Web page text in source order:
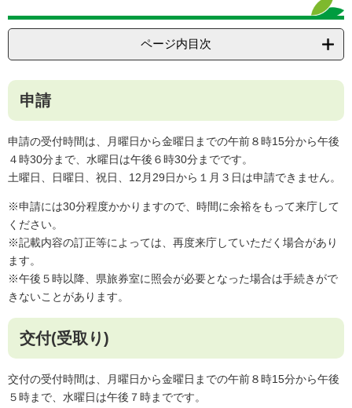
ページ内目次
申請
申請の受付時間は、月曜日から金曜日までの午前８時15分から午後
４時30分まで、水曜日は午後６時30分までです。
土曜日、日曜日、祝日、12月29日から１月３日は申請できません。
※申請には30分程度かかりますので、時間に余裕をもって来庁して
ください。
※記載内容の訂正等によっては、再度来庁していただく場合があり
ます。
※午後５時以降、県旅券室に照会が必要となった場合は手続きがで
きないことがあります。
交付(受取り)
交付の受付時間は、月曜日から金曜日までの午前８時15分から午後
５時まで、水曜日は午後７時までです。